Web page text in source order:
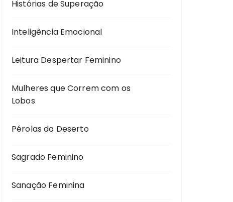
Histórias de Superação
Inteligência Emocional
Leitura Despertar Feminino
Mulheres que Correm com os
Lobos
Pérolas do Deserto
Sagrado Feminino
Sanação Feminina